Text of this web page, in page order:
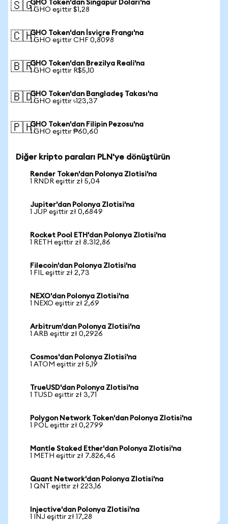
🇸🇬GHO Token'dan Singapur Doları'na
1 GHO eşittir $1,28
🇨🇭GHO Token'dan İsviçre Frangı'na
1 GHO eşittir CHF 0,8098
🇧🇷GHO Token'dan Brezilya Reali'na
1 GHO eşittir R$5,10
🇧🇩GHO Token'dan Bangladeş Takası'na
1 GHO eşittir ৳123,37
🇵🇭GHO Token'dan Filipin Pezosu'na
1 GHO eşittir ₱60,60
Diğer kripto paraları PLN'ye dönüştürün
Render Token'dan Polonya Zlotisi'na
1 RNDR eşittir zł 5,04
Jupiter'dan Polonya Zlotisi'na
1 JUP eşittir zł 0,6849
Rocket Pool ETH'dan Polonya Zlotisi'na
1 RETH eşittir zł 8.312,86
Filecoin'dan Polonya Zlotisi'na
1 FIL eşittir zł 2,73
NEXO'dan Polonya Zlotisi'na
1 NEXO eşittir zł 2,69
Arbitrum'dan Polonya Zlotisi'na
1 ARB eşittir zł 0,2926
Cosmos'dan Polonya Zlotisi'na
1 ATOM eşittir zł 5,19
TrueUSD'dan Polonya Zlotisi'na
1 TUSD eşittir zł 3,71
Polygon Network Token'dan Polonya Zlotisi'na
1 POL eşittir zł 0,2799
Mantle Staked Ether'dan Polonya Zlotisi'na
1 METH eşittir zł 7.826,46
Quant Network'dan Polonya Zlotisi'na
1 QNT eşittir zł 223,16
Injective'dan Polonya Zlotisi'na
1 INJ eşittir zł 17,28